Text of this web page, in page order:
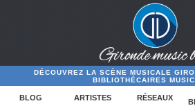
DÉCOUVREZ LA SCÈNE MUSICALE
BIBLIOTHÉCAIRES
BLOG ARTISTES RÉSEAUX